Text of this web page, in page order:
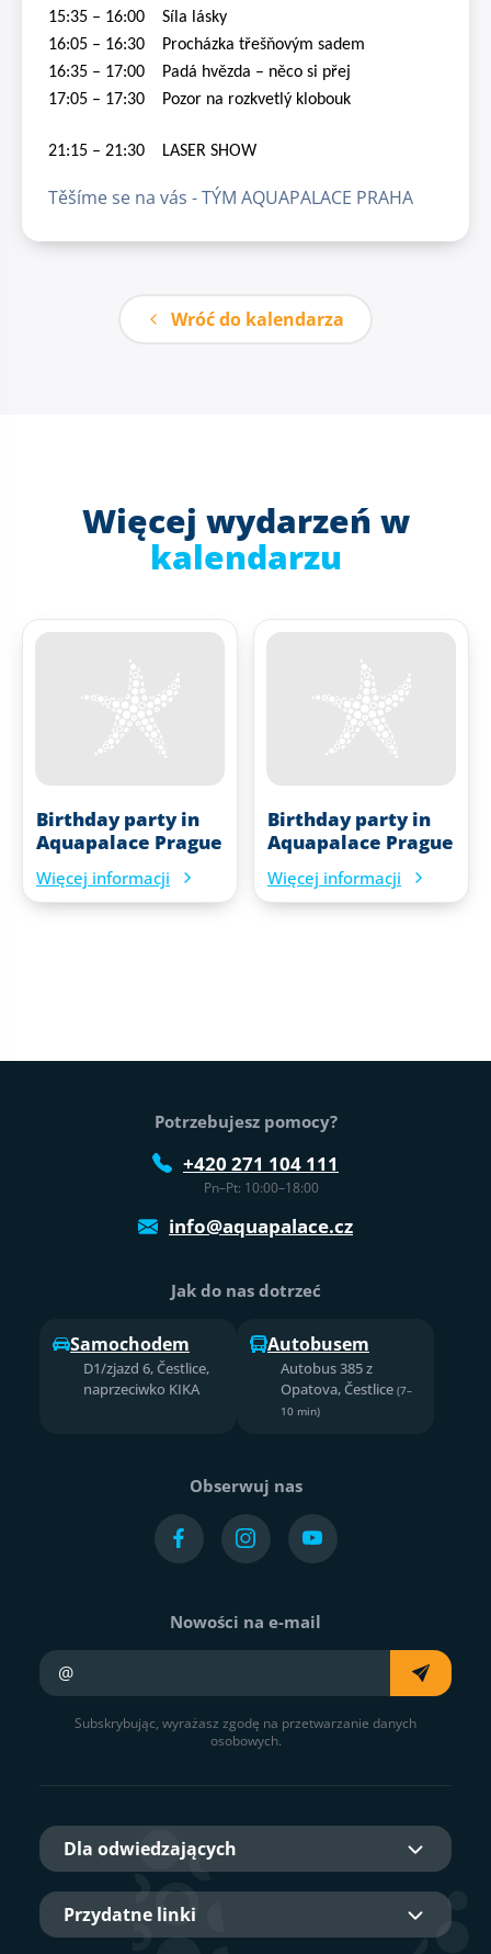
15:35 – 16:00 Síla lásky
16:05 – 16:30 Procházka třešňovým sadem
16:35 – 17:00 Padá hvězda – něco si přej
17:05 – 17:30 Pozor na rozkvetlý klobouk
21:15 – 21:30 LASER SHOW
Těšíme se na vás - TÝM AQUAPALACE PRAHA
Wróć do kalendarza
Więcej wydarzeń w
kalendarzu
Birthday party in
Aquapalace Prague
Więcej informacji
Birthday party in
Aquapalace Prague
Więcej informacji
Stopka strony
Potrzebujesz pomocy?
+420 271 104 111
Pn–Pt: 10:00–18:00
info@aquapalace.cz
Jak do nas dotrzeć
Samochodem
D1/zjazd 6, Čestlice,
naprzeciwko KIKA
Autobusem
Autobus 385 z
Opatova, Čestlice (7–
10 min)
Obserwuj nas
Nowości na e-mail
Subskrybując, wyrażasz zgodę na przetwarzanie danych
osobowych.
Dla odwiedzających
Przydatne linki